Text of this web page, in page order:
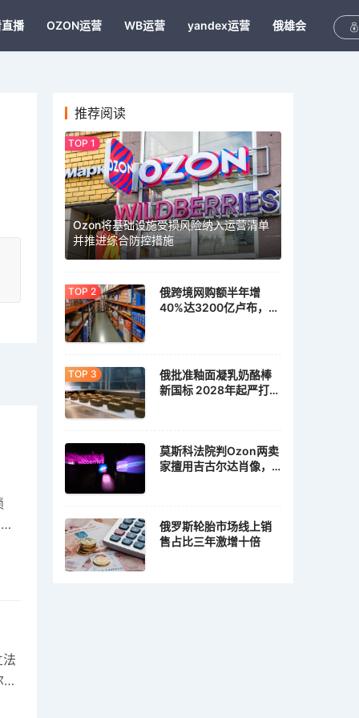
播 OZON运营 WB运营 yandex运营 俄雄会
推荐阅读
Ozon将基础设施受损风险纳入运营清单
并推进综合防控措施
俄跨境网购额半年增
40%达3200亿卢布，家
俄批准釉面凝乳奶酪棒
新国标 2028年起严打植
莫斯科法院判Ozon两卖
家擅用吉古尔达肖像，
俄罗斯轮胎市场线上销
售占比三年激增十倍